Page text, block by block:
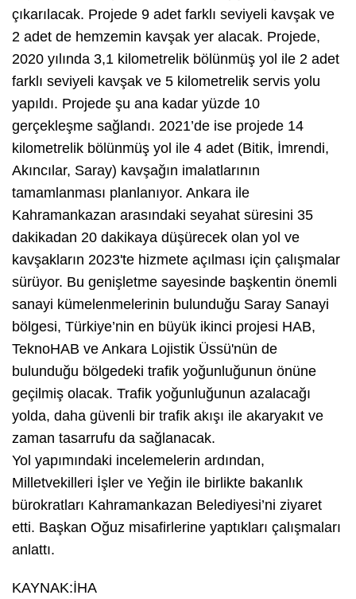
çıkarılacak. Projede 9 adet farklı seviyeli kavşak ve
2 adet de hemzemin kavşak yer alacak. Projede,
2020 yılında 3,1 kilometrelik bölünmüş yol ile 2 adet
farklı seviyeli kavşak ve 5 kilometrelik servis yolu
yapıldı. Projede şu ana kadar yüzde 10
gerçekleşme sağlandı. 2021’de ise projede 14
kilometrelik bölünmüş yol ile 4 adet (Bitik, İmrendi,
Akıncılar, Saray) kavşağın imalatlarının
tamamlanması planlanıyor. Ankara ile
Kahramankazan arasındaki seyahat süresini 35
dakikadan 20 dakikaya düşürecek olan yol ve
kavşakların 2023'te hizmete açılması için çalışmalar
sürüyor. Bu genişletme sayesinde başkentin önemli
sanayi kümelenmelerinin bulunduğu Saray Sanayi
bölgesi, Türkiye’nin en büyük ikinci projesi HAB,
TeknoHAB ve Ankara Lojistik Üssü'nün de
bulunduğu bölgedeki trafik yoğunluğunun önüne
geçilmiş olacak. Trafik yoğunluğunun azalacağı
yolda, daha güvenli bir trafik akışı ile akaryakıt ve
zaman tasarrufu da sağlanacak.
Yol yapımındaki incelemelerin ardından,
Milletvekilleri İşler ve Yeğin ile birlikte bakanlık
bürokratları Kahramankazan Belediyesi’ni ziyaret
etti. Başkan Oğuz misafirlerine yaptıkları çalışmaları
anlattı.
KAYNAK:İHA